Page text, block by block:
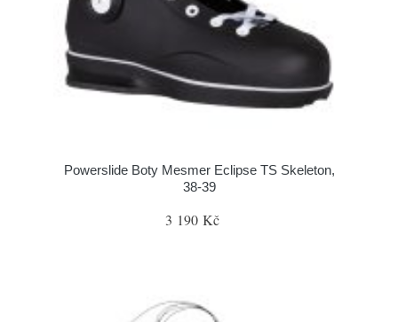
Powerslide Boty Mesmer Eclipse TS Skeleton,
38-39
3 190 Kč